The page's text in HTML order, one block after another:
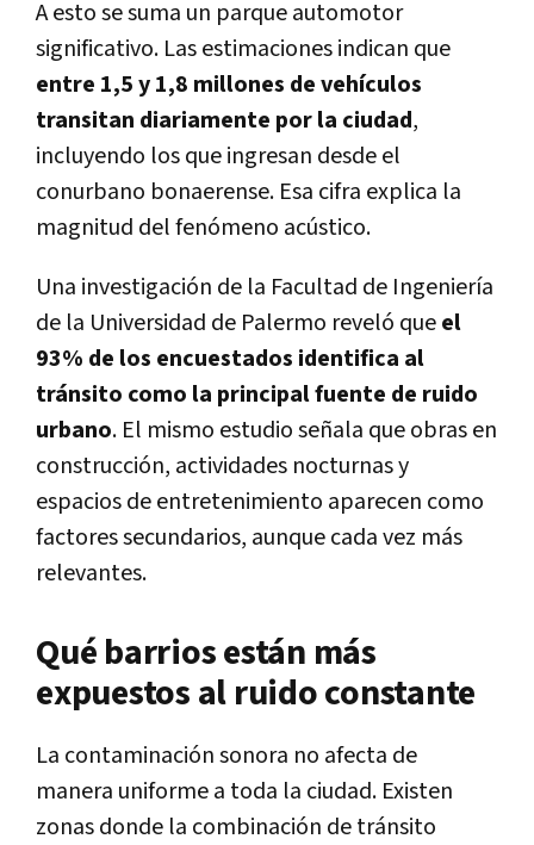
A esto se suma un parque automotor
significativo. Las estimaciones indican que
entre 1,5 y 1,8 millones de vehículos
transitan diariamente por la ciudad,
incluyendo los que ingresan desde el
conurbano bonaerense. Esa cifra explica la
magnitud del fenómeno acústico.
Una investigación de la Facultad de Ingeniería
de la Universidad de Palermo reveló queel
93% de los encuestados identifica al
tránsito como la principal fuente de ruido
urbano. El mismo estudio señala que obras en
construcción, actividades nocturnas y
espacios de entretenimiento aparecen como
factores secundarios, aunque cada vez más
relevantes.
Qué barrios están más
expuestos al ruido constante
La contaminación sonora no afecta de
manera uniforme a toda la ciudad. Existen
zonas donde la combinación de tránsito